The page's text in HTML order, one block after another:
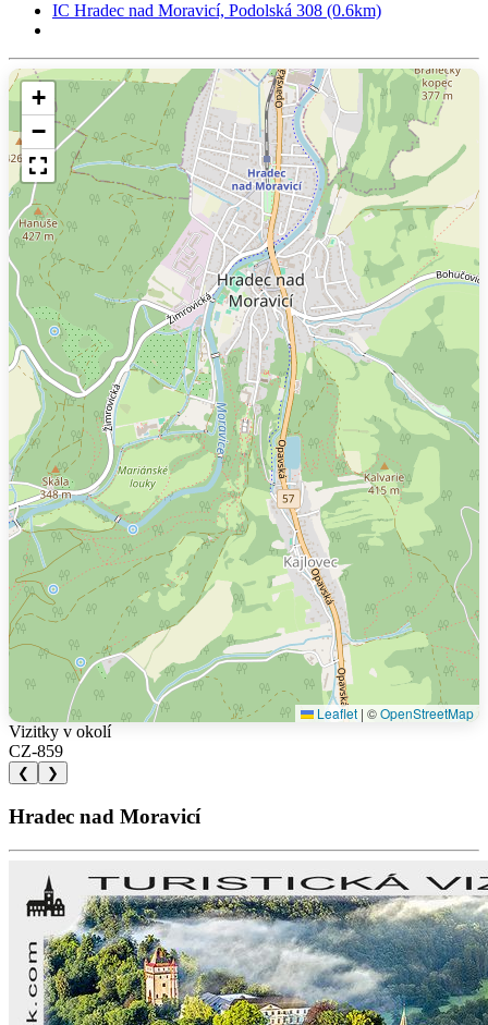
IC Hradec nad Moravicí, Podolská 308 (0.6km)
+
−
Leaflet | ©OpenStreetMap
Vizitky v okolí
CZ-859
❮ ❯
Hradec nad Moravicí